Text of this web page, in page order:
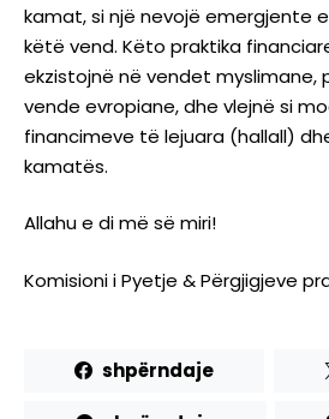
kamat, si një nevojë emergjente
këtë vend. Këto praktika
ekzistojnë në vendet myslimane,
vende evropiane, dhe vlejnë si
financimeve të lejuara (hallall)
kamatës.
Allahu e di më së miri!
Komisioni i Pyetje & Përgjigjeve
shpërndaje